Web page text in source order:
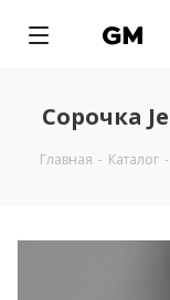
Сорочка
Главная - Каталог -